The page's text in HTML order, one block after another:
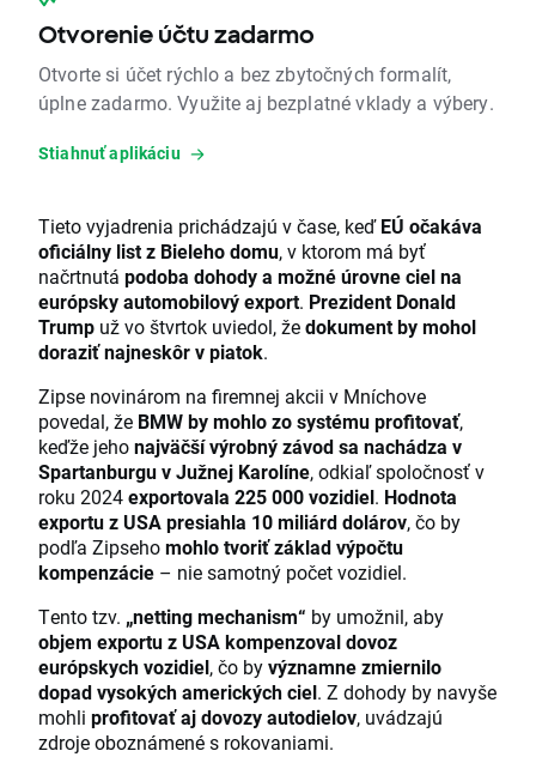
Otvorenie účtu zadarmo
Otvorte si účet rýchlo a bez zbytočných formalít,
úplne zadarmo. Využite aj bezplatné vklady a výbery.
Stiahnuť aplikáciu
Tieto vyjadrenia prichádzajú v čase, keďEÚ očakáva
oficiálny list z Bieleho domu, v ktorom má byť
načrtnutá podoba dohody a možné úrovne ciel na
európsky automobilový export. Prezident Donald
Trump už vo štvrtok uviedol, žedokument by mohol
doraziť najneskôr v piatok.
Zipse novinárom na firemnej akcii v Mníchove
povedal, že BMW by mohlo zo systému profitovať,
keďže jehonajväčší výrobný závod sa nachádza v
Spartanburgu v Južnej Karolíne, odkiaľ spoločnosť v
roku 2024exportovala 225 000 vozidiel. Hodnota
exportu z USA presiahla 10 miliárd dolárov, čo by
podľa Zipsehomohlo tvoriť základ výpočtu
kompenzácie – nie samotný počet vozidiel.
Tento tzv. „netting mechanism“ by umožnil, aby
objem exportu z USA kompenzoval dovoz
európskych vozidiel, čo byvýznamne zmiernilo
dopad vysokých amerických ciel. Z dohody by navyše
mohli profitovať aj dovozy autodielov, uvádzajú
zdroje oboznámené s rokovaniami.